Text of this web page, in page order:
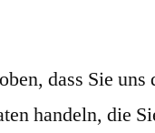
dass Sie uns
handeln, die